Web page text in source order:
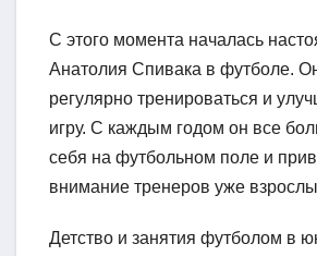
С этого момента началась
Анатолия Спивака в футболе.
регулярно тренироваться и
игру. С каждым годом он все
себя на футбольном поле и
внимание тренеров уже
Детство и занятия футболом в